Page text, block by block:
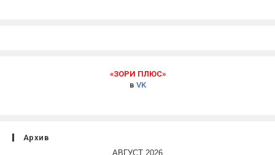
«ЗОРИ ПЛЮС»
в VK
Архив
АВГУСТ 2026